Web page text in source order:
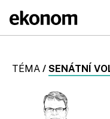
TÉMA / SENÁTNÍ